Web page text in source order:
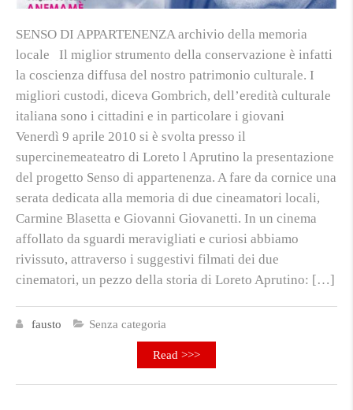
SENSO DI APPARTENENZA archivio della memoria
locale Il miglior strumento della conservazione è infatti
la coscienza diffusa del nostro patrimonio culturale. I
migliori custodi, diceva Gombrich, dell’eredità culturale
italiana sono i cittadini e in particolare i giovani
Venerdì 9 aprile 2010 si è svolta presso il
supercinemeateatro di Loreto l Aprutino la presentazione
del progetto Senso di appartenenza. A fare da cornice una
serata dedicata alla memoria di due cineamatori locali,
Carmine Blasetta e Giovanni Giovanetti. In un cinema
affollato da sguardi meravigliati e curiosi abbiamo
rivissuto, attraverso i suggestivi filmati dei due
cinematori, un pezzo della storia di Loreto Aprutino: […]
fausto Senza categoria
Read >>>